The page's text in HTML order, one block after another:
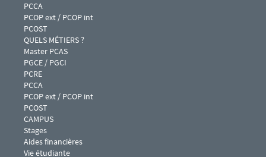
PCCA
PCOP ext / PCOP int
PCOST
Menu footer IPAG 4
QUELS MÉTIERS ?
Master PCAS
PGCE / PGCI
PCRE
PCCA
PCOP ext / PCOP int
PCOST
Menu footer IPAG 5
CAMPUS
Stages
Aides financières
Vie étudiante